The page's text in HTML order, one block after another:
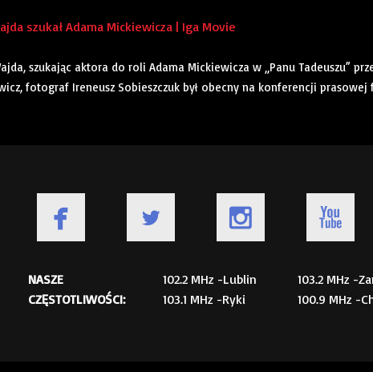
szukał Adama Mickiewicza | Iga Movie
szukając aktora do roli Adama Mickiewicza w „Panu Tadeuszu”
fotograf Ireneusz Sobieszczuk był obecny na konferencji prasowej
NASZE
CZĘSTOTLIWOŚCI:
102.2 MHz -Lublin
103.1 MHz -Ryki
103.2 MHz -
100.9 MHz -